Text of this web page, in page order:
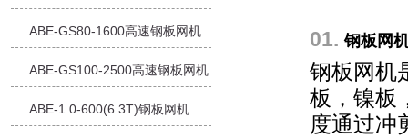
ABE-GS80-1600高速钢板网机
ABE-GS100-2500高速钢板网机
ABE-1.0-600(6.3T)钢板网机
01.钢板网
钢板网机
板，镍板
度通过冲